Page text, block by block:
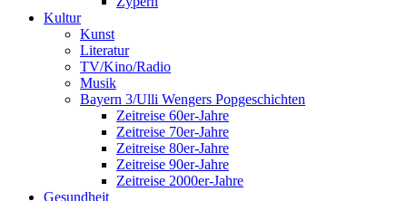
Kultur
Kunst
Literatur
TV/Kino/Radio
Musik
Bayern 3/Ulli Wengers Popgeschichten
Zeitreise 60er-Jahre
Zeitreise 70er-Jahre
Zeitreise 80er-Jahre
Zeitreise 90er-Jahre
Zeitreise 2000er-Jahre
Gesundheit